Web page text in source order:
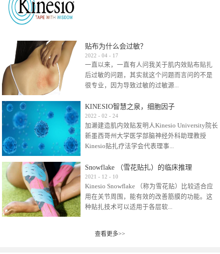
贴布为什么会过敏？
2022 - 04 - 17
一直以来，一直有人问我关于肌内效贴布贴扎
后过敏的问题，其实就这个问题而言问的不是
很专业，因为导致过敏的过敏源...
很多，比如试穿件衣服有时都会过敏，特定条
件下吃东西有时也会过敏，难道不吃不穿了？
其他品牌的在此我们不予评价，就KINESIO肌内
效贴布来说，40多年的研究开发制造肌内效贴
比如我本人，几乎天天接触KINESIO肌内效，无
论从皮肤适应性还是本人皮肤本身就不属于不
易过敏的那种，基本不会有过敏瘙痒的情况。
但是，当身体不适、休息不好、持续紧张等特
殊因素的影响下，有时还是会出现瘙痒过敏的
前后后居家近30天左右，感觉日子都日夜颠倒
KINESIO智慧之泉，细胞因子
2022 - 02 - 24
加濑建造肌内效贴发明人Kinesio University院长
新墨西哥州大学医学部脑神经外科助理教授
Kinesio贴扎疗法学会代表理事...
Kinesio Taping Association International
（KTAI）名誉会长 身体具有免疫、疼痛、细胞
破坏、发热、修复、增殖、再生等自然愈合能
力。 多作为细胞因子存在于皮肤表皮、真皮、
扎疗法）的效果是通过创造一个环境，使每种
Snowflake （雪花贴扎）的临床推理
2021 - 12 - 10
Kinesio Snowflake （称为雪花贴）比较适合应
用在关节周围，能有效的改善筋膜的功能。这
种贴扎技术可以适用于各层软...
组织:肌肉，肌腱，韧带（主要围绕有问题的关
查看更多>>